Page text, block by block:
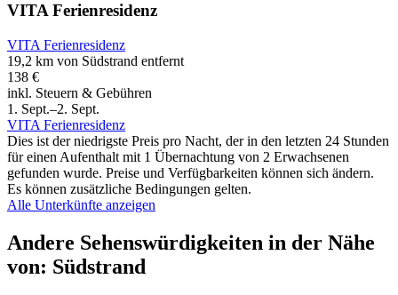
VITA Ferienresidenz
VITA Ferienresidenz
19,2 km von Südstrand entfernt
138 €
inkl. Steuern & Gebühren
1. Sept.–2. Sept.
VITA Ferienresidenz
Dies ist der niedrigste Preis pro Nacht, der in den letzten 24 Stunden
für einen Aufenthalt mit 1 Übernachtung von 2 Erwachsenen
gefunden wurde. Preise und Verfügbarkeiten können sich ändern.
Es können zusätzliche Bedingungen gelten.
Alle Unterkünfte anzeigen
Andere Sehenswürdigkeiten in der Nähe
von: Südstrand